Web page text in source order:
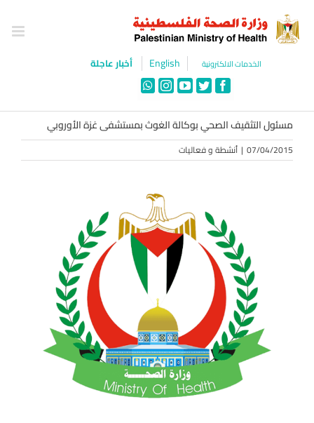
content
الخدمات الالكترونية English أخبار عاجلة
Facebook
Twitter
YouTube
Instagram
WhatsApp
مسئول التثقيف الصحي بوكالة الغوث بمستشفى غزة الأوروبي
07/04/2015
| أنشطة و فعاليات